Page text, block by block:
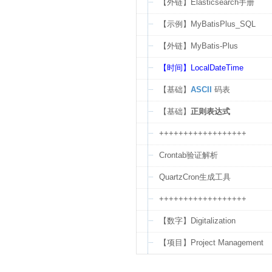
【外链】Elasticsearch手册
【示例】MyBatisPlus_SQL
【外链】MyBatis-Plus
【时间】LocalDateTime
【基础】 ASCII 码表
【基础】 正则表达式
++++++++++++++++++
Crontab验证解析
QuartzCron生成工具
++++++++++++++++++
【数字】Digitalization
【项目】Project Management